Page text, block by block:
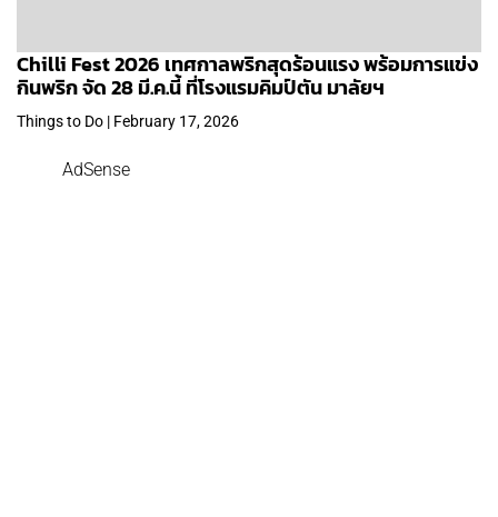
Chilli Fest 2026 เทศกาลพริกสุดร้อนแรง พร้อมการแข่ง
กินพริก จัด 28 มี.ค.นี้ ที่โรงแรมคิมป์ตัน มาลัยฯ
Things to Do | February 17, 2026
AdSense